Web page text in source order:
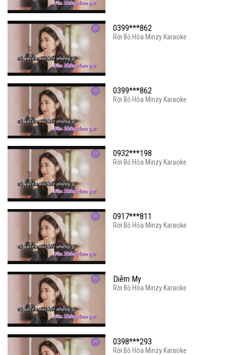
0399***862
Rời Bỏ Hòa Minzy Karaoke
0399***862
Rời Bỏ Hòa Minzy Karaoke
0932***198
Rời Bỏ Hòa Minzy Karaoke
0917***811
Rời Bỏ Hòa Minzy Karaoke
Diễm My
Rời Bỏ Hòa Minzy Karaoke
0398***293
Rời Bỏ Hòa Minzy Karaoke